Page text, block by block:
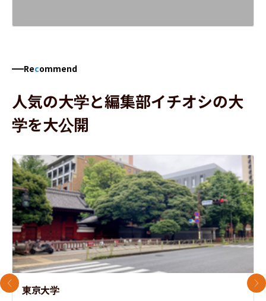
Recommend
人気の大学と編集部イチオシの大
学を大公開
東京大学
前のスライド 次